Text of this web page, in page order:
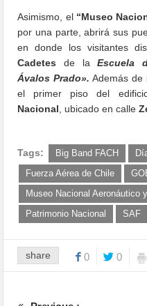
Asimismo, el “Museo
por una parte, abrirá sus
en donde los visitantes
Cadetes de laEscuela
Ávalos Prado». Además de
el primer piso del
Nacional , ubicado en calle
Tags: Big Band FACH
Fuerza Aérea de Chile
Museo Nacional Aeronáutico
Patrimonio Nacional
SAF
share 0 0